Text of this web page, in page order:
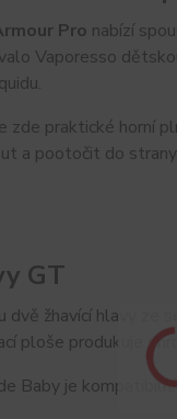
Pro nabízí
Vaporesso
zde praktické horní
a pootočit do
GT
dvě žhavící hlavy ze
ploše produkuje
Baby je